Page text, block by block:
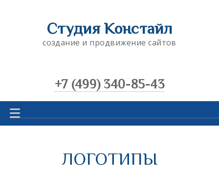
Студия Констайл
создание и продвижение сайтов
+7 (499) 340-85-43
Создание сайтов
Мобильные приложения
ЛОГОТИПЫ